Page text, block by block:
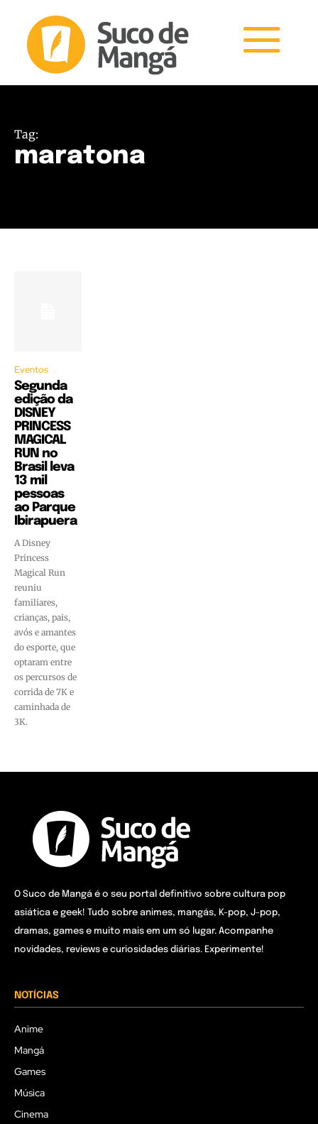
Tag:
maratona
Eventos
Segunda
edição da
DISNEY
PRINCESS
MAGICAL
RUN no
Brasil leva
13 mil
pessoas
ao Parque
Ibirapuera
A Disney
Princess
Magical Run
reuniu
familiares,
crianças, pais,
avós e amantes
do esporte, que
optaram entre
os percursos de
corrida de 7K e
caminhada de
3K.
O Suco de Mangá é o seu portal definitivo sobre cultura pop
asiática e geek! Tudo sobre animes, mangás, K-pop, J-pop,
dramas, games e muito mais em um só lugar. Acompanhe
novidades, reviews e curiosidades diárias. Experimente!
NOTÍCIAS
Anime
Mangá
Games
Música
Cinema